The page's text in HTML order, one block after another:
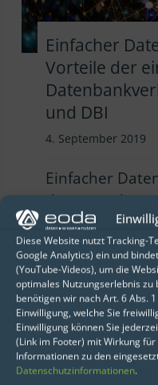
Diese Website nutzt Tracking-
Google Analytics) ein und
(YouTube-Videos), um die
optimales Nutzungserlebnis zu
benötigen wir nach Art. 6 Abs.
Einwilligung, welche Sie
Einwilligung können Sie
(Link im Footer) mit Wirkung
Informationen zu den
Datenschutzinformationen.
Einfacher
Vorteile der
und DBI
4. September 2019
Einfacher
der einmaligen
und DBI
digitale
ständig neue
im Bereich der
basierten
Zeit, in der